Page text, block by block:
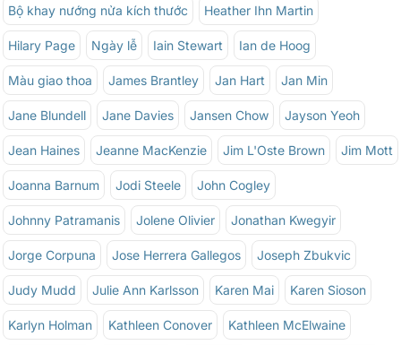
Bộ khay nướng nửa kích thước Heather Ihn Martin
Hilary Page Ngày lễ Iain Stewart Ian de Hoog
Màu giao thoa James Brantley Jan Hart Jan Min
Jane Blundell Jane Davies Jansen Chow Jayson Yeoh
Jean Haines Jeanne MacKenzie Jim L'Oste Brown Jim Mott
Joanna Barnum Jodi Steele John Cogley
Johnny Patramanis Jolene Olivier Jonathan Kwegyir
Jorge Corpuna Jose Herrera Gallegos Joseph Zbukvic
Judy Mudd Julie Ann Karlsson Karen Mai Karen Sioson
Karlyn Holman Kathleen Conover Kathleen McElwaine